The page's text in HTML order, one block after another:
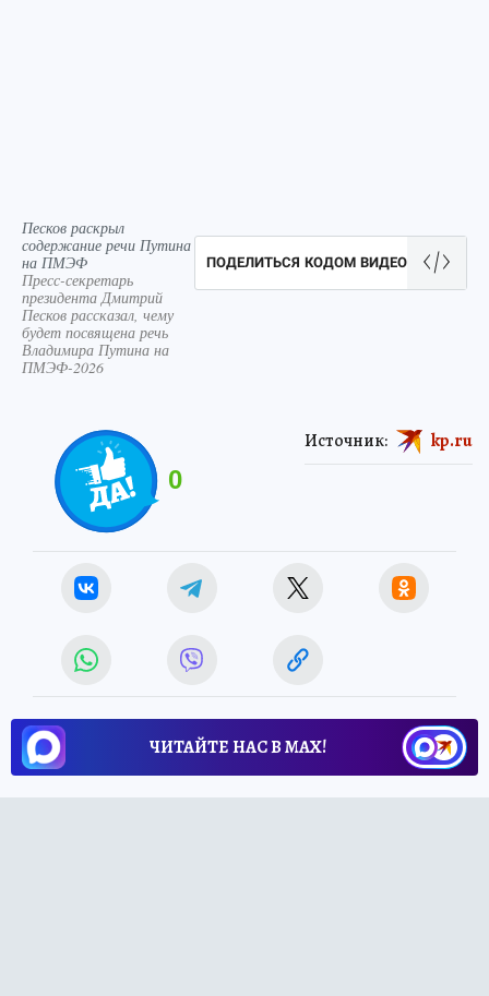
Песков раскрыл
содержание речи Путина
на ПМЭФ
Пресс-секретарь
президента Дмитрий
Песков рассказал, чему
будет посвящена речь
Владимира Путина на
ПМЭФ-2026
ПОДЕЛИТЬСЯ КОДОМ ВИДЕО
0
Источник: kp.ru
ЧИТАЙТЕ НАС В МАХ!